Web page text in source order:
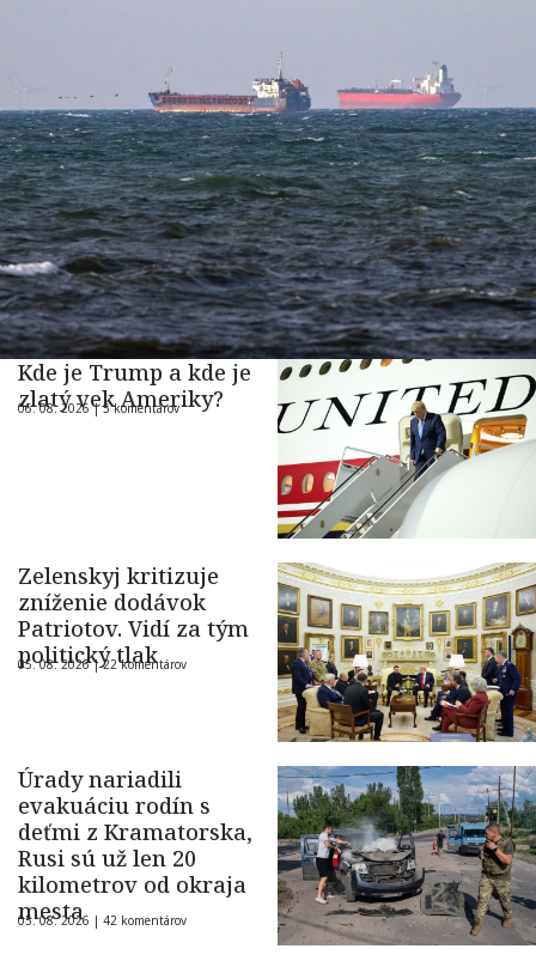
Kde je Trump a kde je
zlatý vek Ameriky?
06. 08. 2026 |5 komentárov
Zelenskyj kritizuje
zníženie dodávok
Patriotov. Vidí za tým
politický tlak
05. 08. 2026 |22 komentárov
Úrady nariadili
evakuáciu rodín s
deťmi z Kramatorska,
Rusi sú už len 20
kilometrov od okraja
mesta
05. 08. 2026 | 42 komentárov